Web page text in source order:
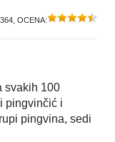
364 , OCENA:
svakih 100
pingvinčić i
pingvina, sedi